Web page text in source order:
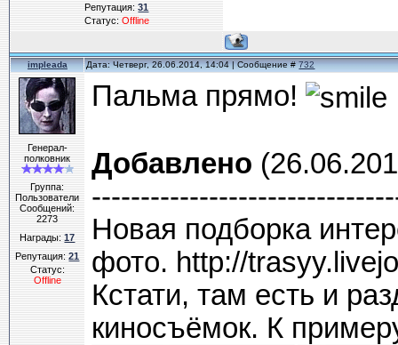
Репутация:31
Статус:Offline
impleada Дата: Четверг, 26.06.2014, 14:04 | Сообщение #732
Генерал-
полковник
Группа:
Пользователи
Сообщений:
2273
Награды:17
Репутация:21
Статус:
Offline
Пальма прямо!
Добавлено
Новая подборка
фото. http://
Кстати, там есть и
киносъёмок. К